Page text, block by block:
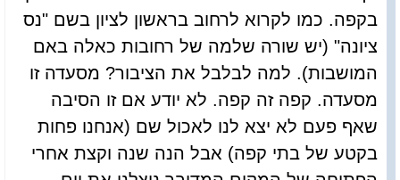
בקפה. כמו לקרוא לרחוב בראשון לציון בשם "נס
ציונה" (יש שורה שלמה של רחובות כאלה באם
המושבות). למה לבלבל את הציבור? מסעדה זו
מסעדה. קפה זה קפה. לא יודע אם זו הסיבה
שאף פעם לא יצא לנו לאכול שם (אנחנו פחות
בקטע של בתי קפה) אבל הנה שנה וקצת אחרי